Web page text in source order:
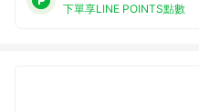
下單享LINE POINTS點數